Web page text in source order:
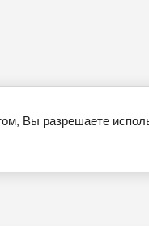
Вы разрешаете